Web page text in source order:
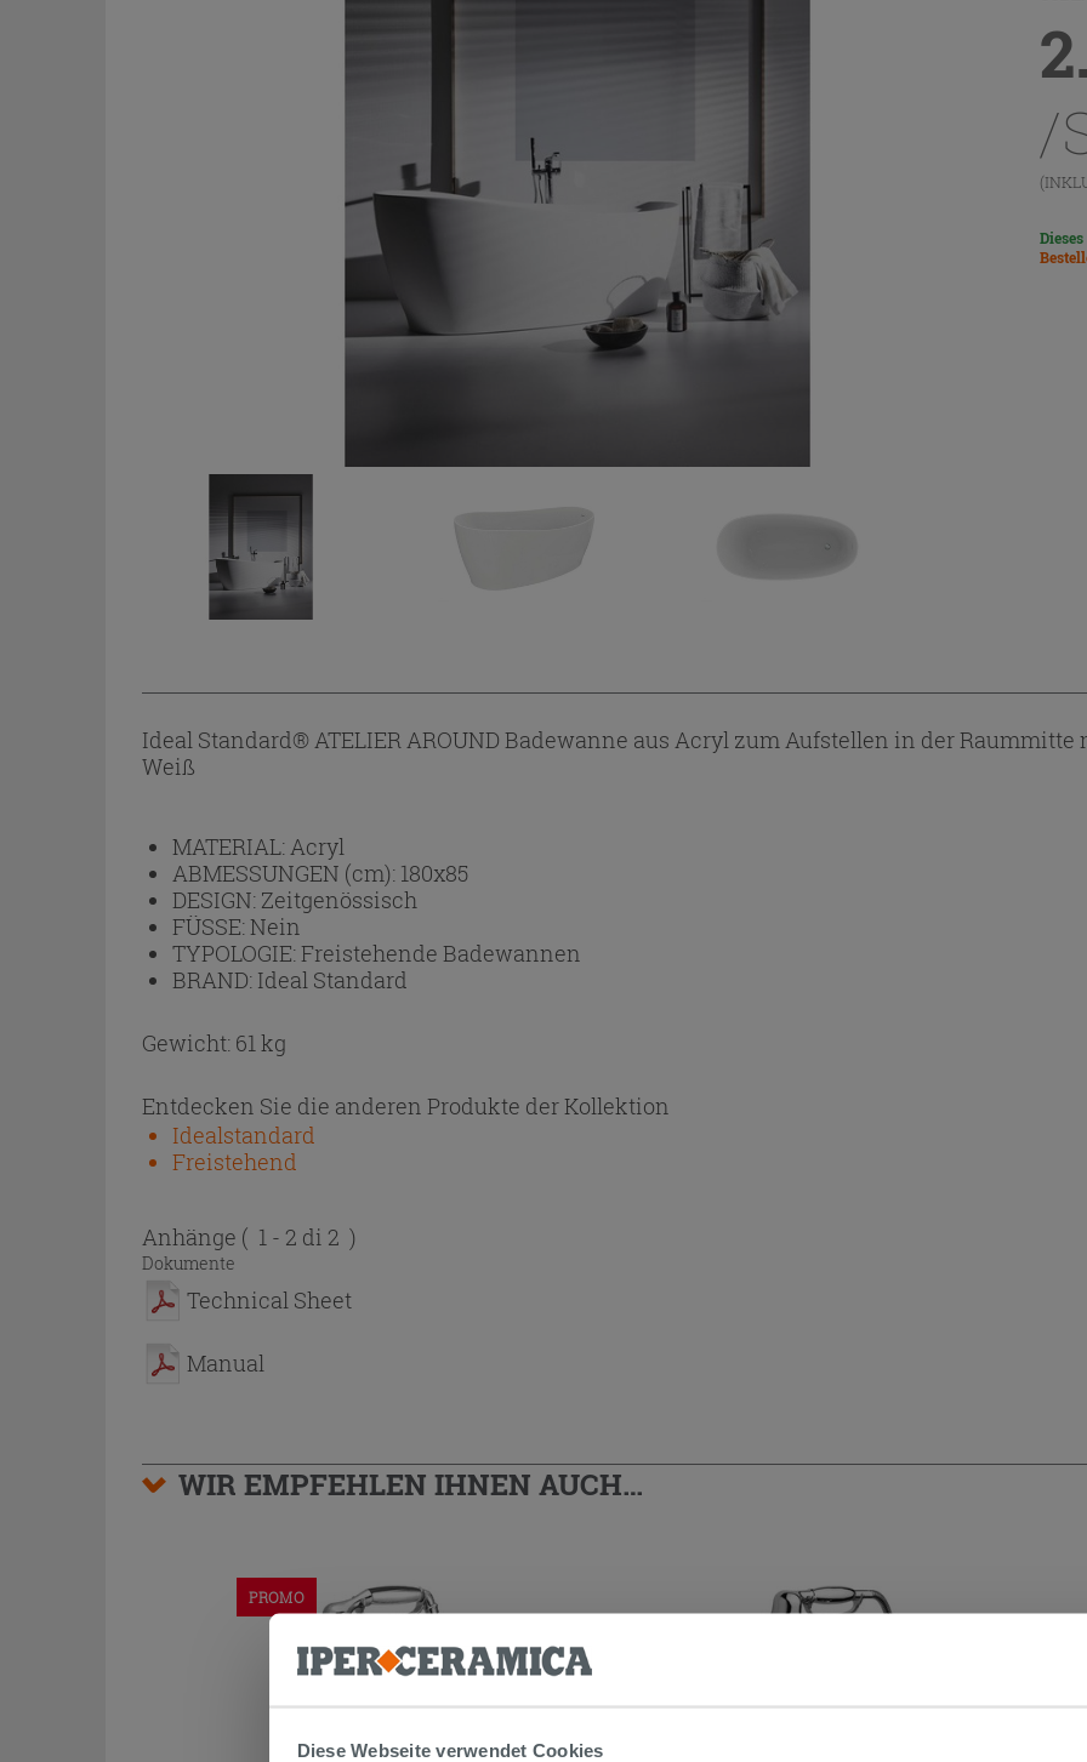
Diese Webseite verwendet Cookies
/
Ideal Standard® ATELIER AROUND Badewanne aus Acryl zum Aufstellen in der Raummitte
Weiß
MATERIAL: Acryl
ABMESSUNGEN (cm): 180x85
DESIGN: Zeitgenössisch
FÜSSE:Nein
TYPOLOGIE:Freistehende Badewannen
BRAND: Ideal Standard
Gewicht: 61 kg
Entdecken Sie die anderen Produkte der Kollektion
Idealstandard
Freistehend
Anhänge ( 1 - 2 di 2 )
Dokumente
Technical Sheet
Manual
WIR EMPFEHLEN IHNEN AUCH…
PROMO